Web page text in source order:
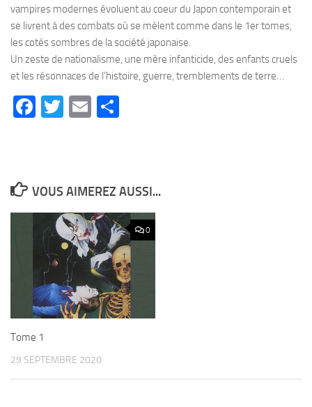
vampires modernes évoluent au coeur du Japon contemporain et
se livrent à des combats où se mèlent comme dans le 1er tomes,
les cotés sombres de la société japonaise.
Un zeste de nationalisme, une mère infanticide, des enfants cruels
et les résonnaces de l’histoire, guerre, tremblements de terre…
Facebook
Twitter
Email
VOUS AIMEREZ AUSSI...
0
Tome 1
29 SEPTEMBRE 2020